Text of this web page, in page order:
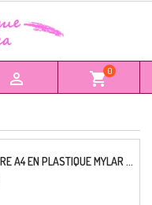
 shopping_cart0
POCHOIR LETTRE A4 EN PLASTIQUE MYLAR ALPHABET RUSSIAN 33 MM